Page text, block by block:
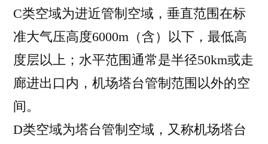
C类空域为进近管制空域，垂直范围在标
准大气压高度6000m（含）以下，最低高
度层以上；水平范围通常是半径50km或走
廊进出口内，机场塔台管制范围以外的空
间。
D类空域为塔台管制空域，又称机场塔台